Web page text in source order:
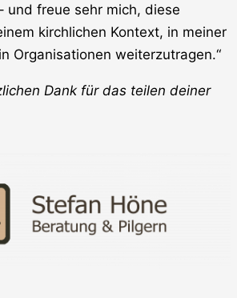
und freue sehr mich, diese
kirchlichen Kontext, in meiner
Organisationen weiterzutragen.“
Dank für das teilen deiner